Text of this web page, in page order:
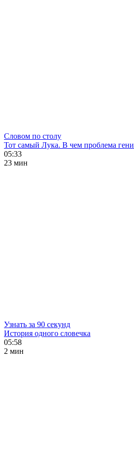
Словом по столу
Тот самый Лука. В чем проблема
05:33
23 мин
Узнать за 90 секунд
История одного словечка
05:58
2 мин